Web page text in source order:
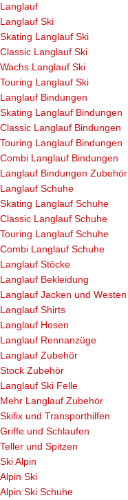
Langlauf
Langlauf Ski
Skating Langlauf Ski
Classic Langlauf Ski
Wachs Langlauf Ski
Touring Langlauf Ski
Langlauf Bindungen
Skating Langlauf Bindungen
Classic Langlauf Bindungen
Touring Langlauf Bindungen
Combi Langlauf Bindungen
Langlauf Bindungen Zubehör
Langlauf Schuhe
Skating Langlauf Schuhe
Classic Langlauf Schuhe
Touring Langlauf Schuhe
Combi Langlauf Schuhe
Langlauf Stöcke
Langlauf Bekleidung
Langlauf Jacken und Westen
Langlauf Shirts
Langlauf Hosen
Langlauf Rennanzüge
Langlauf Zubehör
Stock Zubehör
Langlauf Ski Felle
Mehr Langlauf Zubehör
Skifix und Transporthilfen
Griffe und Schlaufen
Teller und Spitzen
Ski Alpin
Alpin Ski
Alpin Ski Schuhe